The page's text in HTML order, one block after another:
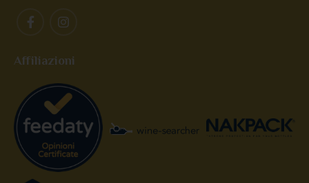
Affiliazioni